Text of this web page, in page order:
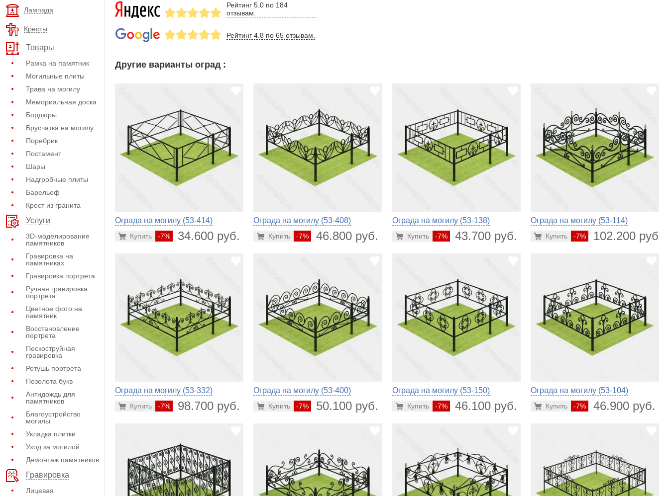
Лампада
Кресты
Товары
Рамка на памятник
Могильные плиты
Трава на могилу
Мемориальная доска
Бордюры
Брусчатка на могилу
Поребрик
Постамент
Шары
Надгробные плиты
Барельеф
Крест из гранита
Услуги
3D-моделирование
памятников
Гравировка на
памятниках
Гравировка портрета
Ручная гравировка
портрета
Цветное фото на
памятник
Восстановление
портрета
Пескоструйная
гравировка
Ретушь портрета
Позолота букв
Антидождь для
памятников
Благоустройство
могилы
Укладка плитки
Уход за могилой
Демонтаж памятников
Гравировка
Лицевая
Рейтинг 5.0 по 184
отзывам.
Рейтинг 4.8 по 65 отзывам.
Другие варианты оград :
Ограда на могилу (53-414)
-7% 34.600 руб.
Купить
Ограда на могилу (53-408)
-7% 46.800 руб.
Купить
Ограда на могилу (53-138)
-7% 43.700 руб.
Купить
Ограда на могилу (53-114)
-7% 102.200 руб.
Купить
Ограда на могилу (53-332)
-7% 98.700 руб.
Купить
Ограда на могилу (53-400)
-7% 50.100 руб.
Купить
Ограда на могилу (53-150)
-7% 46.100 руб.
Купить
Ограда на могилу (53-104)
-7% 46.900 руб.
Купить